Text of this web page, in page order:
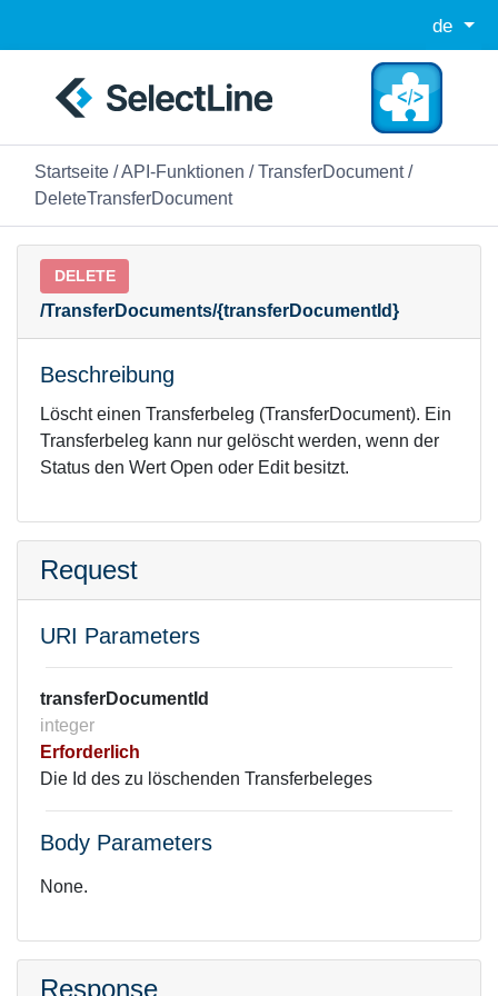
de
Startseite /API-Funktionen /TransferDocument/
DeleteTransferDocument
DELETE
/TransferDocuments/{transferDocumentId}
Beschreibung
Löscht einen Transferbeleg (TransferDocument). Ein
Transferbeleg kann nur gelöscht werden, wenn der
Status den Wert Open oder Edit besitzt.
Request
URI Parameters
transferDocumentId
integer
Erforderlich
Die Id des zu löschenden Transferbeleges
Body Parameters
None.
Response